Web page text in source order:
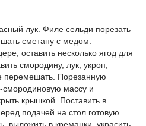
лук. Филе сельди порезать
сметану с медом.
оставить несколько ягод для
смородину, лук, укроп,
перемешать. Порезанную
смородиновую массу и
крышкой. Поставить в
подачей на стол готовую